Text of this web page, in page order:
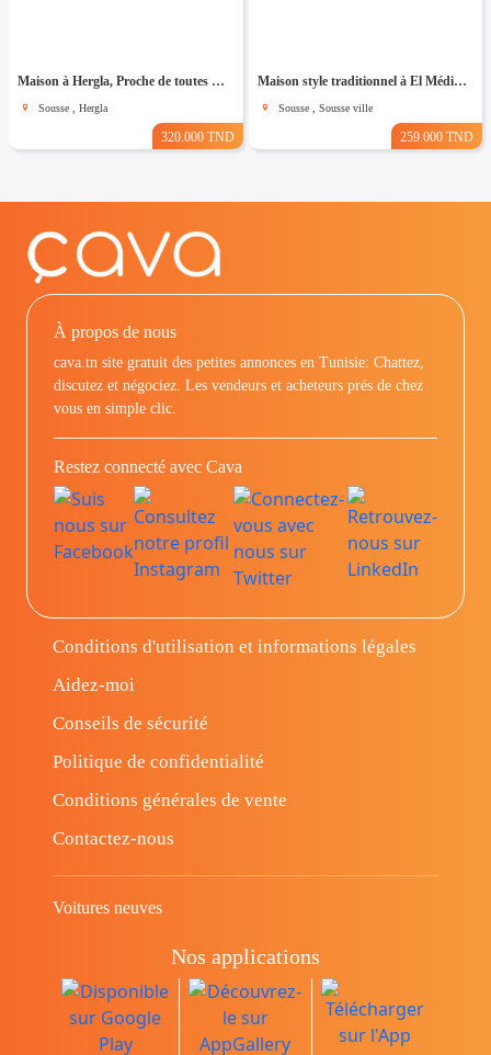
Maison à Hergla, Proche de toutes Commodités
Sousse , Hergla
320.000 TND
Maison style traditionnel à El Médina Sousse
Sousse , Sousse ville
259.000 TND
À propos de nous
cava.tn site gratuit des petites annonces en Tunisie: Chattez,
discutez et négociez. Les vendeurs et acheteurs prés de chez
vous en simple clic.
Restez connecté avec Cava
Conditions d'utilisation et informations légales
Aidez-moi
Conseils de sécurité
Politique de confidentialité
Conditions générales de vente
Contactez-nous
Voitures neuves
Nos applications